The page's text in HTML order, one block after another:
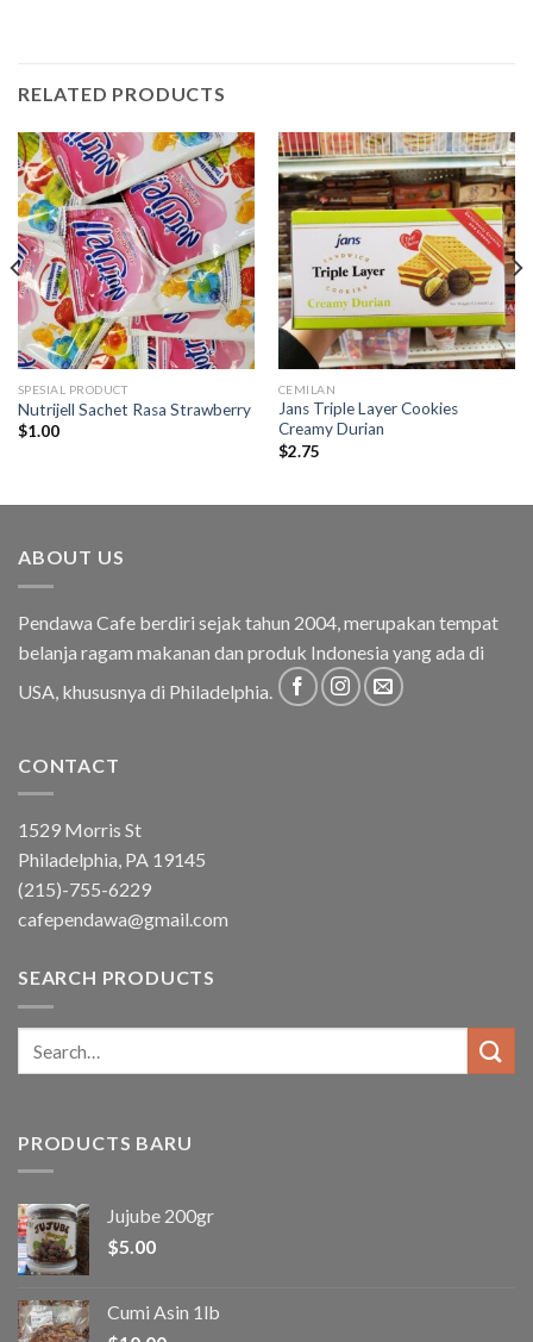
RELATED PRODUCTS
SPESIAL PRODUCT
Nutrijell Sachet Rasa Strawberry
$1.00
CEMILAN
Jans Triple Layer Cookies
Creamy Durian
$2.75
ABOUT US
Pendawa Cafe berdiri sejak tahun 2004, merupakan tempat
belanja ragam makanan dan produk Indonesia yang ada di
USA, khususnya di Philadelphia.
CONTACT
1529 Morris St
Philadelphia, PA 19145
(215)-755-6229
cafependawa@gmail.com
SEARCH PRODUCTS
PRODUCTS BARU
Jujube 200gr
$5.00
Cumi Asin 1lb